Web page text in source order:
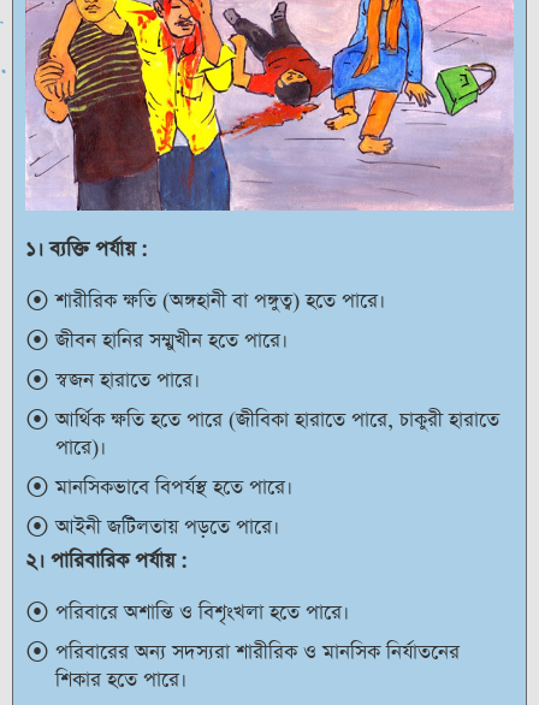
১। ব্যক্তি পর্যায় :
শারীরিক ক্ষতি (অঙ্গহানী বা পঙ্গুত্ব) হতে পারে।
জীবন হানির সম্মুখীন হতে পারে।
স্বজন হারাতে পারে।
আর্থিক ক্ষতি হতে পারে (জীবিকা হারাতে পারে, চাকুরী হারাতে
পারে)।
মানসিকভাবে বিপর্যস্থ হতে পারে।
আইনী জটিলতায় পড়তে পারে।
২। পারিবারিক পর্যায় :
পরিবারে অশান্তি ও বিশৃংখলা হতে পারে।
পরিবারের অন্য সদস্যরা শারীরিক ও মানসিক নির্যাতনের
শিকার হতে পারে।